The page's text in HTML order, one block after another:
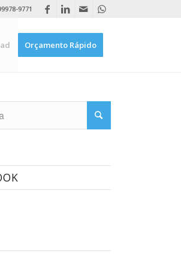
9771
Orçamento Rápido